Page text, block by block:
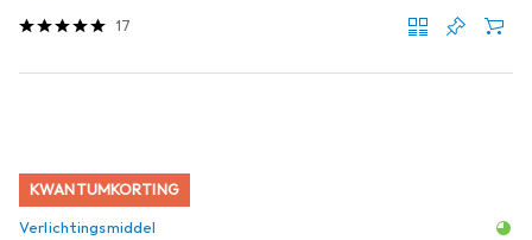
17
KWANTUMKORTING
Verlichtingsmiddel